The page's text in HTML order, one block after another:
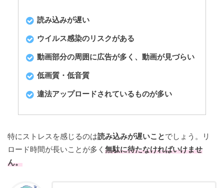
読み込みが遅い
ウイルス感染のリスクがある
動画部分の周囲に広告が多く、動画が見づらい
低画質・低音質
違法アップロードされているものが多い
特にストレスを感じるのは読み込みが遅いことでしょう。リ
ロード時間が長いことが多く 無駄に待たなければいけませ
ん。